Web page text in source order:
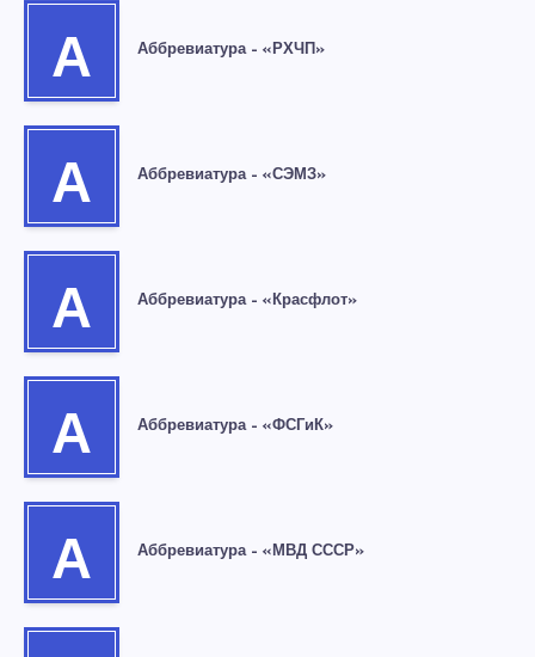
А Аббревиатура – «РХЧП»
А Аббревиатура – «СЭМЗ»
А Аббревиатура – «Красфлот»
А Аббревиатура – «ФСГиК»
А Аббревиатура – «МВД СССР»